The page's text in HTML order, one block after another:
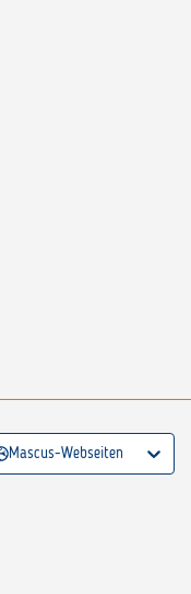
Mascus-Webseiten